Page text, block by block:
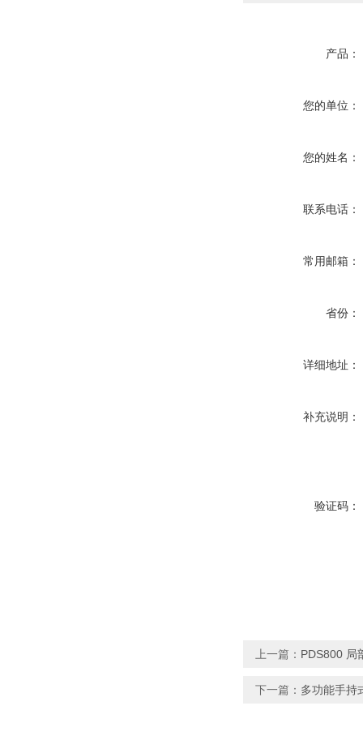
产品：
您的单位：
您的姓名：
联系电话：
常用邮箱：
省份：
详细地址：
补充说明：
验证码：
上一篇： PDS800 局
下一篇： 多功能手持